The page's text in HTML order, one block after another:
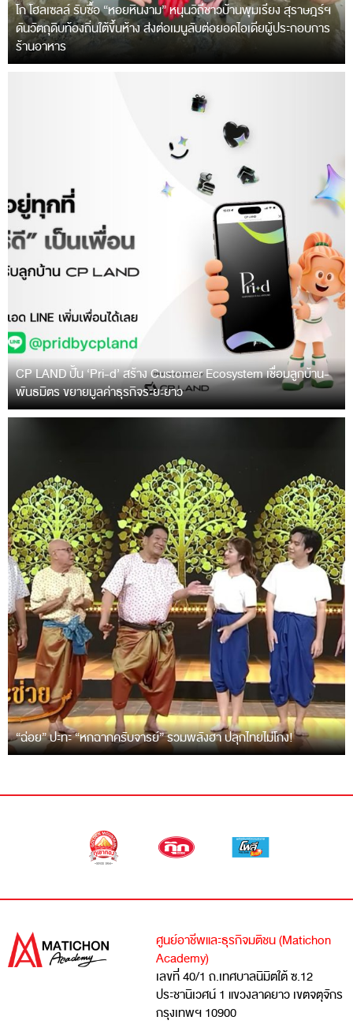
โก โฮลเซลล์ รับซื้อ “หอยหินงาม” หนุนวิถีชาวบ้านพุมเรียง สุราษฎร์ฯ
ดันวัตถุดิบท้องถิ่นใต้ขึ้นห้าง ส่งต่อเมนูลับต่อยอดไอเดียผู้ประกอบการ
ร้านอาหาร
CP LAND ปั้น ‘Pri-d’ สร้าง Customer Ecosystem เชื่อมลูกบ้าน-
พันธมิตร ขยายมูลค่าธุรกิจระยะยาว
“ฉ่อย” ปะทะ “หกฉากครับจารย์” รวมพลังฮา ปลุกไทยไม่โกง!
ศูนย์อาชีพและธุรกิจมติชน (Matichon
Academy)
เลขที่ 40/1 ถ.เทศบาลนิมิตใต้ ซ.12
ประชานิเวศน์ 1 แขวงลาดยาว เขตจตุจักร
กรุงเทพฯ 10900